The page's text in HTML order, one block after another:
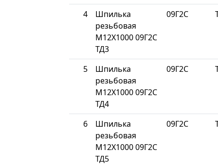
4
Шпилька
резьбовая
М12Х1000 09Г2С
ТД3
09Г2С
5
Шпилька
резьбовая
М12Х1000 09Г2С
ТД4
09Г2С
6
Шпилька
резьбовая
М12Х1000 09Г2С
ТД5
09Г2С